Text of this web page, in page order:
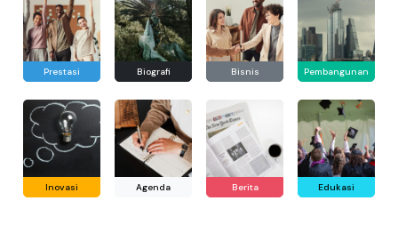
Prestasi Biografi Bisnis Pembangunan
Inovasi Agenda Berita Edukasi